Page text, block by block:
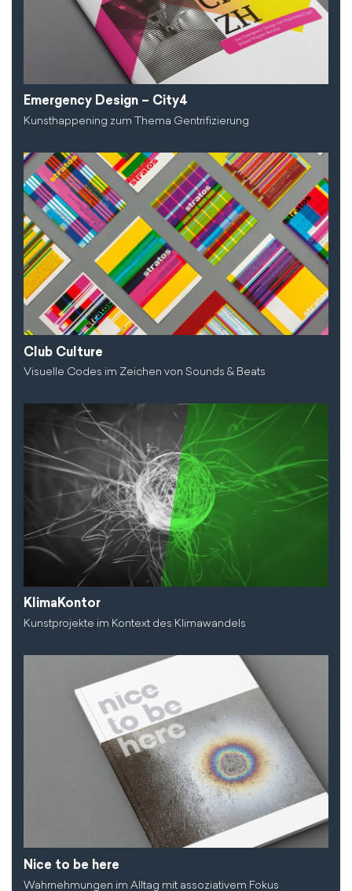
Emergency Design – City4
Kunsthappening zum Thema Gentrifizierung
Club Culture
Visuelle Codes im Zeichen von Sounds & Beats
KlimaKontor
Kunstprojekte im Kontext des Klimawandels
Nice to be here
Wahrnehmungen im Alltag mit assoziativem Fokus